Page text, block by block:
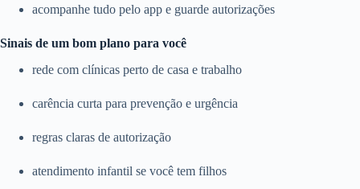
acompanhe tudo pelo app e guarde autorizações
Sinais de um bom plano para você
rede com clínicas perto de casa e trabalho
carência curta para prevenção e urgência
regras claras de autorização
atendimento infantil se você tem filhos